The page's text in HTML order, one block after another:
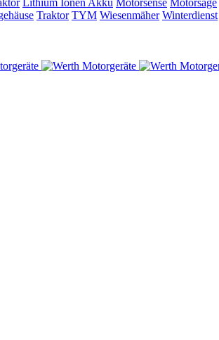
Traktor TYM Wiesenmäher Winterdienst